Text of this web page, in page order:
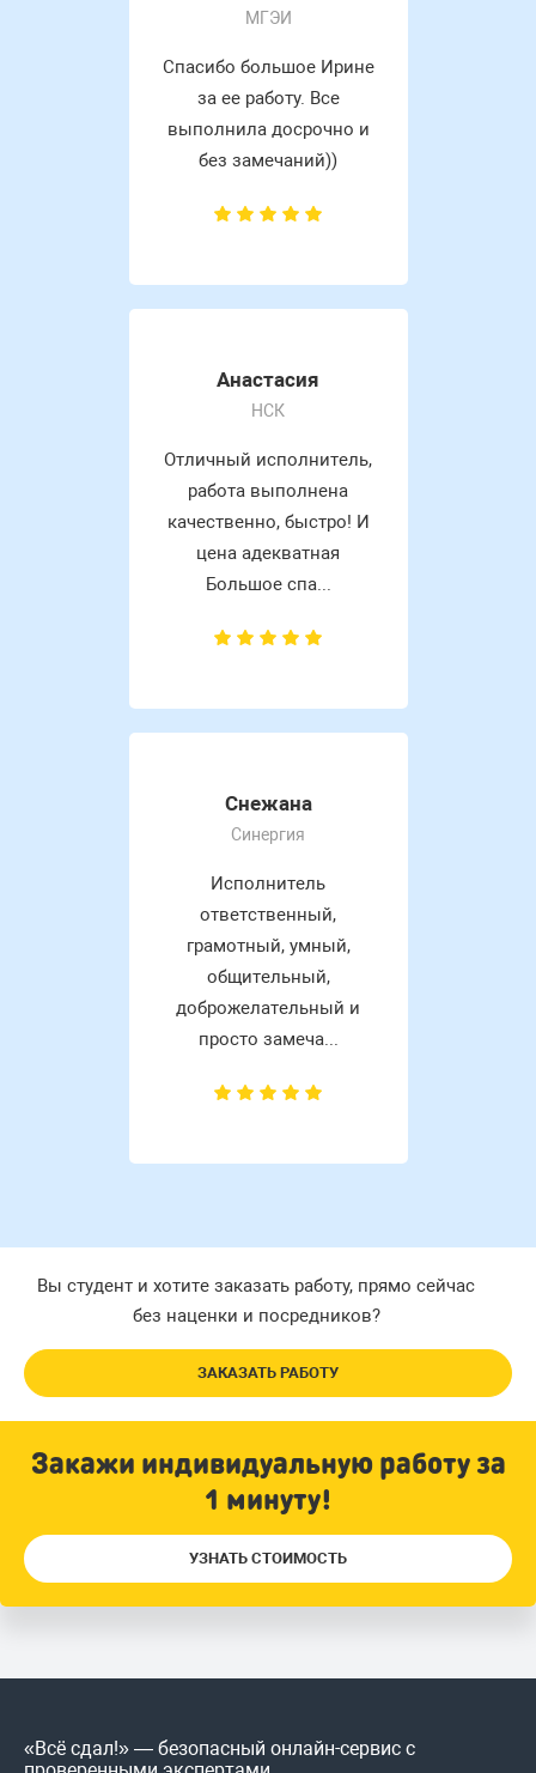
МГЭИ
Спасибо большое Ирине
за ее работу. Все
выполнила досрочно и
без замечаний))
Анастасия
НСК
Отличный исполнитель,
работа выполнена
качественно, быстро! И
цена адекватная
Большое спа...
Снежана
Синергия
Исполнитель
ответственный,
грамотный, умный,
общительный,
доброжелательный и
просто замеча...
Вы студент и хотите заказать работу, прямо сейчас
без наценки и посредников?
ЗАКАЗАТЬ РАБОТУ
Закажи индивидуальную работу за
1 минуту!
УЗНАТЬ СТОИМОСТЬ
«Всё сдал!» — безопасный онлайн-сервис с